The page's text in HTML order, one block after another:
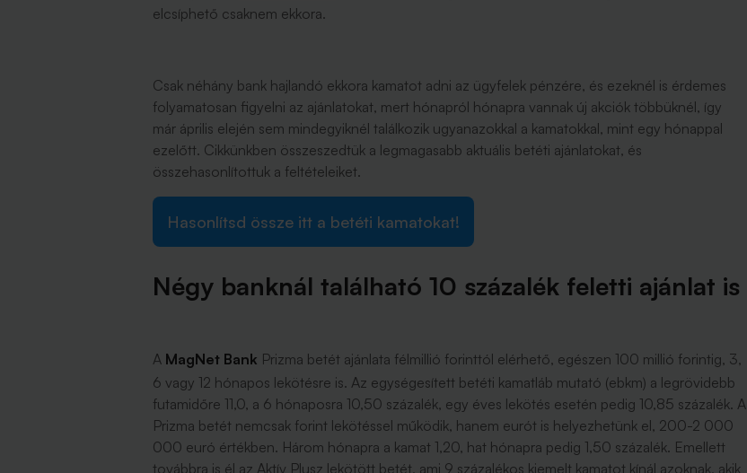
elcsíphető csaknem ekkora.
Csak néhány bank hajlandó ekkora kamatot adni az ügyfelek pénzére, és ezeknél is érdemes
folyamatosan figyelni az ajánlatokat, mert hónapról hónapra vannak új akciók többüknél, így
már április elején sem mindegyiknél találkozik ugyanazokkal a kamatokkal, mint egy hónappal
ezelőtt. Cikkünkben összeszedtük a legmagasabb aktuális betéti ajánlatokat, és
összehasonlítottuk a feltételeiket.
Hasonlítsd össze itt a betéti kamatokat!
Négy banknál található 10 százalék feletti ajánlat is
A MagNet Bank Prizma betét ajánlata félmillió forinttól elérhető, egészen 100 millió forintig, 3,
6 vagy 12 hónapos lekötésre is. Az egységesített betéti kamatláb mutató (ebkm) a legrövidebb
futamidőre 11,0, a 6 hónaposra 10,50 százalék, egy éves lekötés esetén pedig 10,85 százalék. A
Prizma betét nemcsak forint lekötéssel működik, hanem eurót is helyezhetünk el, 200-2 000
000 euró értékben. Három hónapra a kamat 1,20, hat hónapra pedig 1,50 százalék. Emellett
továbbra is él az Aktív Plusz lekötött betét, ami 9 százalékos kiemelt kamatot kínál azoknak, akik